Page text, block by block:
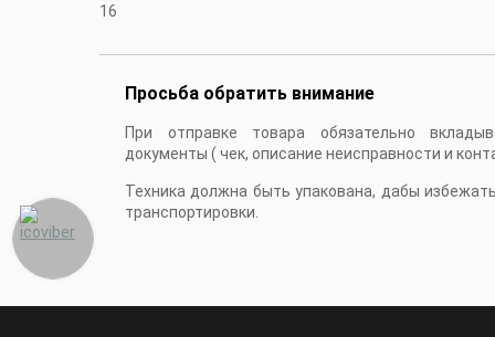
16
Просьба обратить внимание
При отправке товара обязательно
документы ( чек, описание неисправности и
Техника должна быть упакована, дабы
транспортировки.